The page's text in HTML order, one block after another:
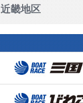
近畿地区